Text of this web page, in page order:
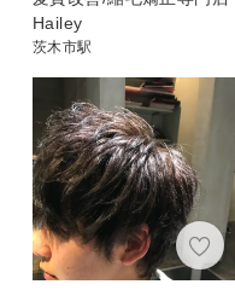
Hailey
茨木市駅